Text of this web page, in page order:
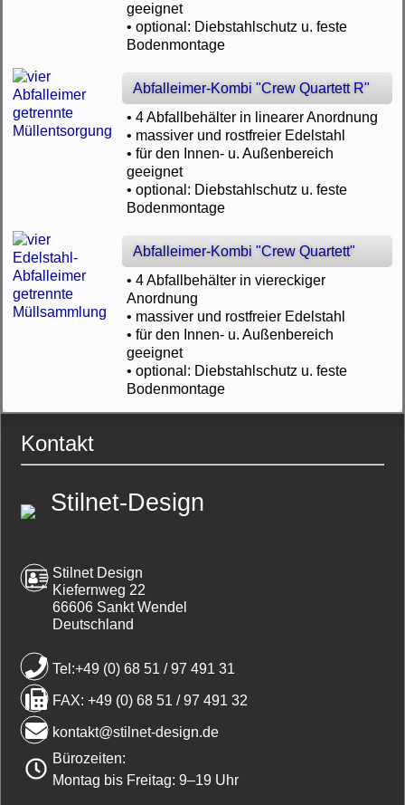
geeignet
• optional: Diebstahlschutz u. feste
Bodenmontage
Abfalleimer-Kombi "Crew Quartett R"
• 4 Abfallbehälter in linearer Anordnung
• massiver und rostfreier Edelstahl
• für den Innen- u. Außenbereich
geeignet
• optional: Diebstahlschutz u. feste
Bodenmontage
Abfalleimer-Kombi "Crew Quartett"
• 4 Abfallbehälter in viereckiger
Anordnung
• massiver und rostfreier Edelstahl
• für den Innen- u. Außenbereich
geeignet
• optional: Diebstahlschutz u. feste
Bodenmontage
Kontakt
Stilnet-Design
Stilnet Design
Kiefernweg 22
66606 Sankt Wendel
Deutschland
Tel:+49 (0) 68 51 / 97 491 31
FAX: +49 (0) 68 51 / 97 491 32
kontakt@stilnet-design.de
Bürozeiten:
Montag bis Freitag: 9–19 Uhr